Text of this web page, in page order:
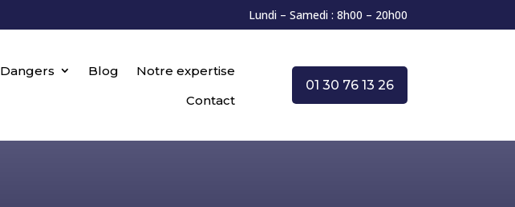
Lundi – Samedi : 8h00 – 20h00
Dangers Blog
Notre expertise
Contact
01 30 76 13 26